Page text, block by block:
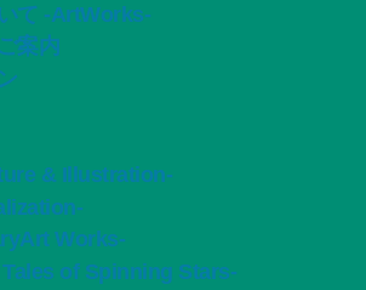
て -ArtWorks-
案内
& Illustration-
Works-
of Spinning Stars-